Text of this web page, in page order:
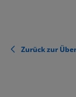
Zurück zur